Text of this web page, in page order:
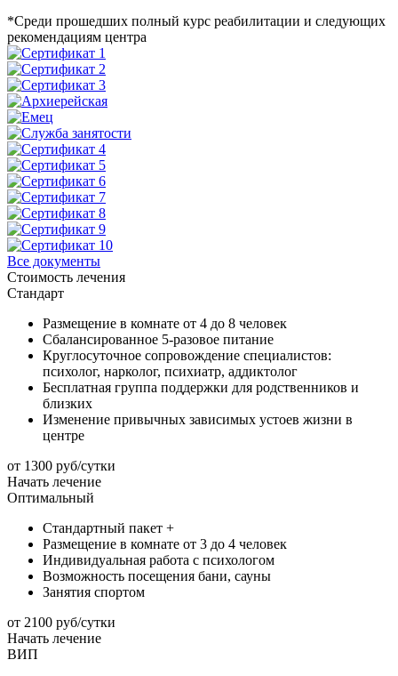
*Среди прошедших полный курс реабилитации и следующих
рекомендациям центра
Все документы
Стоимость лечения
Стандарт
Размещение в комнате от 4 до 8 человек
Сбалансированное 5-разовое питание
Круглосуточное сопровождение специалистов:
психолог, нарколог, психиатр, аддиктолог
Бесплатная группа поддержки для родственников и
близких
Изменение привычных зависимых устоев жизни в
центре
от 1300 руб/сутки
Начать лечение
Оптимальный
Стандартный пакет +
Размещение в комнате от 3 до 4 человек
Индивидуальная работа с психологом
Возможность посещения бани, сауны
Занятия спортом
от 2100 руб/сутки
Начать лечение
ВИП